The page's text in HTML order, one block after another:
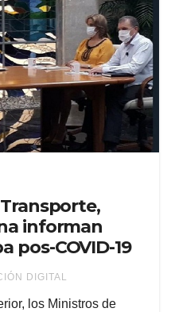
informan
pos-COVID-19
DIGITAL
los Ministros de